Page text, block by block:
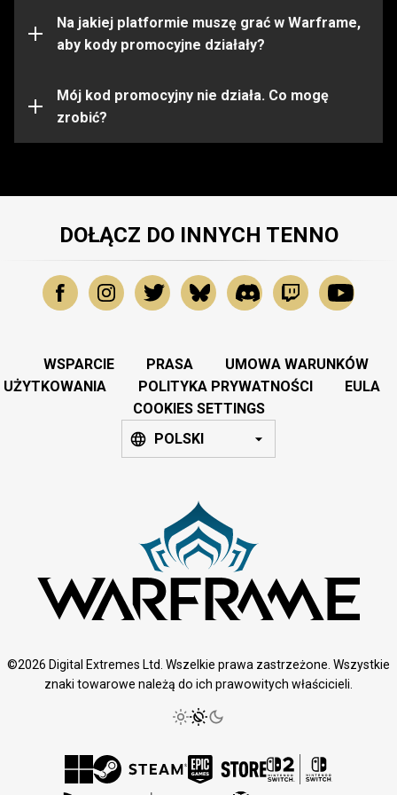
Na jakiej platformie muszę grać w Warframe,
aby kody promocyjne działały?
kodu upewnij się, że jesteś zalogowany na konto
Warframe na właściwej platformie.
Mój kod promocyjny nie działa. Co mogę
zrobić?
wykorzystany. Aby uzyskać dalszą pomoc, prosimy
skontaktować się z
DOŁĄCZ DO INNYCH TENNO
WSPARCIE PRASA
UMOWA WARUNKÓW
UŻYTKOWANIA
POLITYKA PRYWATNOŚCI
EULA
COOKIES SETTINGS
POLSKI
©2026 Digital Extremes Ltd. Wszelkie prawa zastrzeżone. Wszystkie
znaki towarowe należą do ich prawowitych właścicieli.